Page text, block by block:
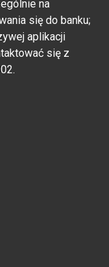
na
się do banku;
aplikacji
się z